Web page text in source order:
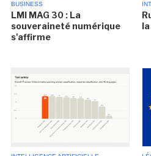
BUSINESS
LMI MAG 30 : La
souveraineté numérique
s'affirme